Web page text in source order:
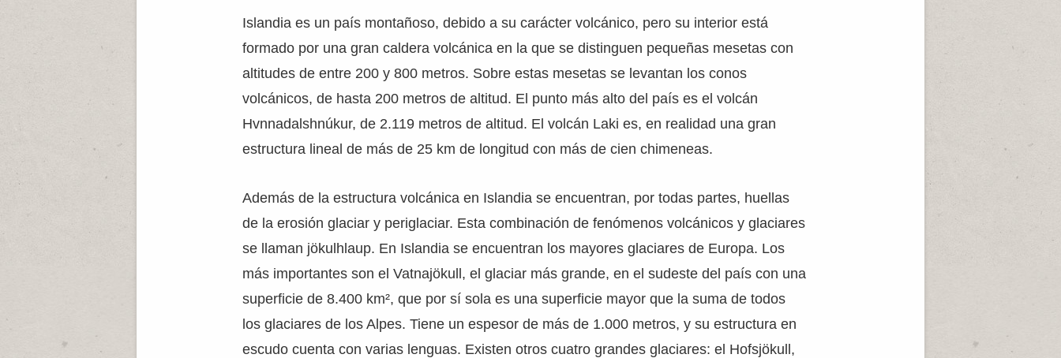
Islandia es un país montañoso, debido a su carácter volcánico, pero su interior está
formado por una gran caldera volcánica en la que se distinguen pequeñas mesetas con
altitudes de entre 200 y 800 metros. Sobre estas mesetas se levantan los conos
volcánicos, de hasta 200 metros de altitud. El punto más alto del país es el volcán
Hvnnadalshnúkur, de 2.119 metros de altitud. El volcán Laki es, en realidad una gran
estructura lineal de más de 25 km de longitud con más de cien chimeneas.
Además de la estructura volcánica en Islandia se encuentran, por todas partes, huellas
de la erosión glaciar y periglaciar. Esta combinación de fenómenos volcánicos y glaciares
se llaman jökulhlaup. En Islandia se encuentran los mayores glaciares de Europa. Los
más importantes son el Vatnajökull, el glaciar más grande, en el sudeste del país con una
superficie de 8.400 km², que por sí sola es una superficie mayor que la suma de todos
los glaciares de los Alpes. Tiene un espesor de más de 1.000 metros, y su estructura en
escudo cuenta con varias lenguas. Existen otros cuatro grandes glaciares: el Hofsjökull,